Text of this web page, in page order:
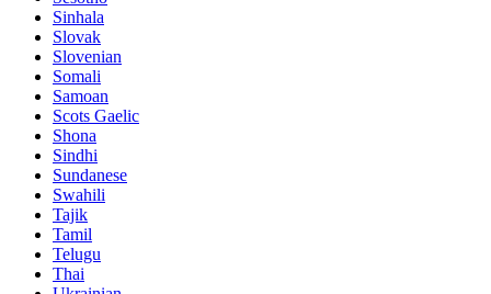
Sinhala
Slovak
Slovenian
Somali
Samoan
Scots Gaelic
Shona
Sindhi
Sundanese
Swahili
Tajik
Tamil
Telugu
Thai